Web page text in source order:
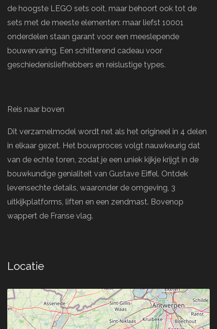
de hoogste LEGO sets ooit, maar behoort ook tot de
sets met de meeste elementen: maar liefst 10001
onderdelen staan garant voor een meeslepende
bouwervaring. Een schitterend cadeau voor
geschiedenisliefhebbers en reislustige types.
Reis naar boven
Dit verzamelmodel wordt net als het origineel in 4 delen
in elkaar gezet. Het bouwproces volgt nauwkeurig dat
van de echte toren, zodat je een uniek kijkje krijgt in de
bouwkundige genialiteit van Gustave Eiffel. Ontdek
levensechte details, waaronder de omgeving, 3
uitkijkplatforms, liften en een zendmast. Bovenop
wappert de Franse vlag.
Locatie